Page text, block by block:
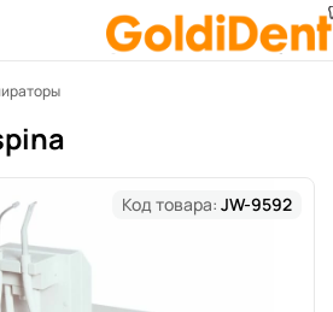
Код товара: JW-9592